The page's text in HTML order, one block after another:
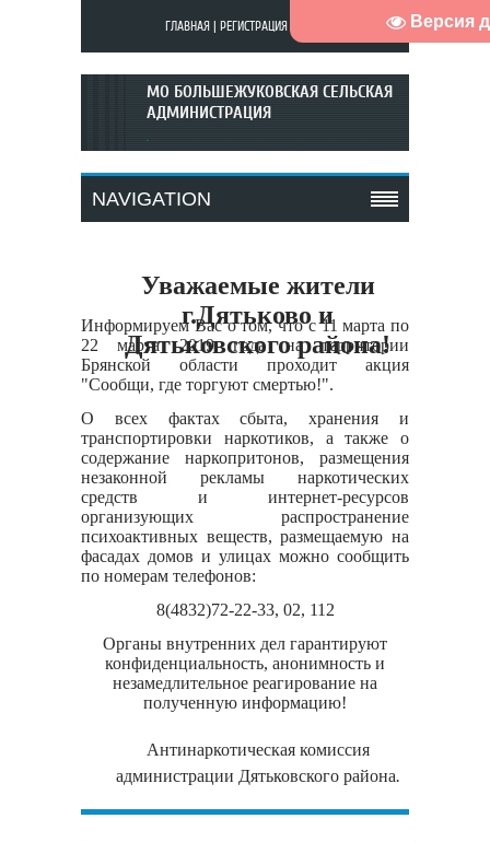
Версия
ГЛАВНАЯ РЕГИСТРАЦИЯ
МО БОЛЬШЕЖУКОВСКАЯ СЕЛЬСКАЯ
АДМИНИСТРАЦИЯ
NAVIGATION
Уважаемые жители
г.Дятьково и
Дятьковского района!
Информируем Вас о том, что с 11 марта по
22 марта 2019 года на территории
Брянской области проходит акция
"Сообщи, где торгуют смертью!".
О всех фактах сбыта, хранения и
транспортировки наркотиков, а также о
содержание наркопритонов, размещения
незаконной рекламы наркотических
средств и интернет-ресурсов
организующих распространение
психоактивных веществ, размещаемую на
фасадах домов и улицах можно сообщить
по номерам телефонов:
8(4832)72-22-33, 02, 112
Органы внутренних дел гарантируют
конфиденциальность, анонимность и
незамедлительное реагирование на
полученную информацию!
Антинаркотическая комиссия
администрации Дятьковского района.